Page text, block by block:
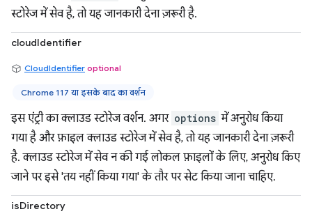
स्टोरेज में सेव है, तो यह जानकारी देना ज़रूरी है.
cloudIdentifier
CloudIdentifier optional
Chrome 117 या इसके बाद का वर्शन
इस एंट्री का क्लाउड स्टोरेज वर्शन. अगर options में अनुरोध किया
गया है और फ़ाइल क्लाउड स्टोरेज में सेव है, तो यह जानकारी देना ज़रूरी
है. क्लाउड स्टोरेज में सेव न की गई लोकल फ़ाइलों के लिए, अनुरोध किए
जाने पर इसे 'तय नहीं किया गया' के तौर पर सेट किया जाना चाहिए.
isDirectory